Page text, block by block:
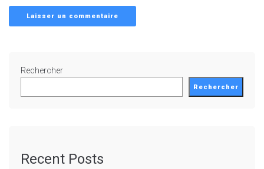
Rechercher
Rechercher
Recent Posts